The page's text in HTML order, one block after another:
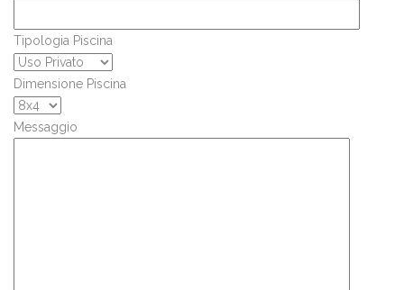
Tipologia Piscina
Dimensione Piscina
Messaggio